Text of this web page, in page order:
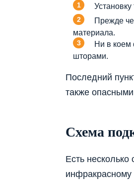
Прежде
материала.
Ни в коем
шторами.
Последний
также
Схема
Есть
инфракрасному